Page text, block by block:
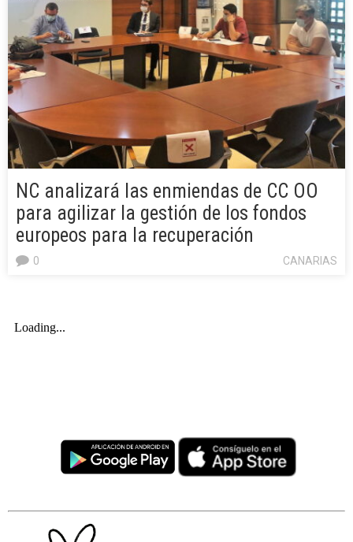
NC analizará las enmiendas de CC OO
para agilizar la gestión de los fondos
europeos para la recuperación
CANARIAS
0